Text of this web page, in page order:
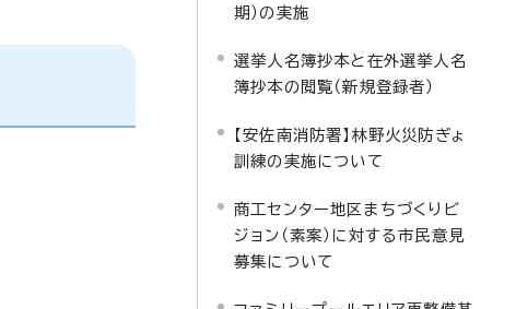
期）の実施
選挙人名簿抄本と在外選挙人名
簿抄本の閲覧（新規登録者）
【安佐南消防署】林野火災防ぎょ
訓練の実施について
商工センター地区まちづくりビ
ジョン（素案）に対する市民意見
募集について